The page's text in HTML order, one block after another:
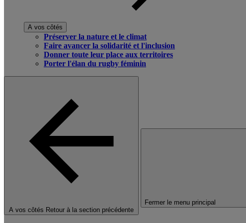
A vos côtés
Préserver la nature et le climat
Faire avancer la solidarité et l'inclusion
Donner toute leur place aux territoires
Porter l'élan du rugby féminin
A vos côtés Retour à la section précédente
Fermer le menu principal